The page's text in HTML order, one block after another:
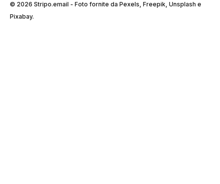
© 2026 Stripо.email - Foto fornite da Pexels, Freepik, Unsplash e
Pixabay.